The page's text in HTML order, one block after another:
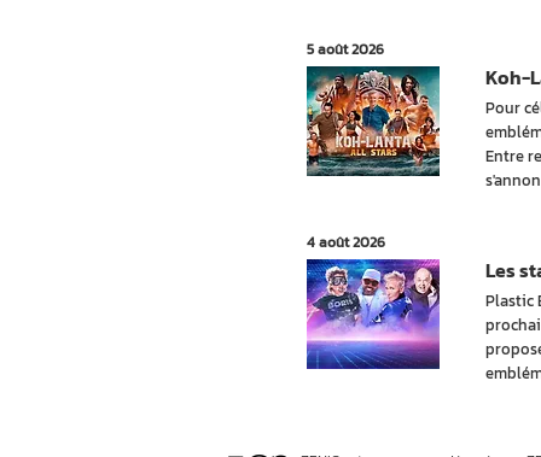
5 août 2026
Pour
Entre
Koh-
4 août 2026
Plastic
Les